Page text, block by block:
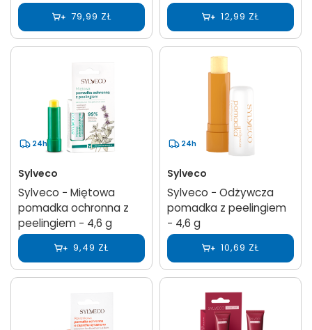
79,99 ZŁ 12,99 ZŁ
24h
Sylveco
Sylveco − Miętowa
pomadka ochronna z
peelingiem − 4,6 g
9,49 ZŁ
24h
Sylveco
Sylveco − Odżywcza
pomadka z peelingiem
− 4,6 g
10,69 ZŁ